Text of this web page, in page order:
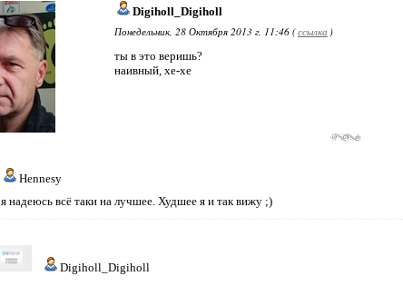
Digiholl_Digiholl
Понедельник, 28 Октября 2013 г. 11:46 (ссылка )
ты в это веришь?
наивный, хе-хе
Hennesy
я надеюсь всё таки на лучшее. Худшее я и так вижу ;)
Digiholl_Digiholl